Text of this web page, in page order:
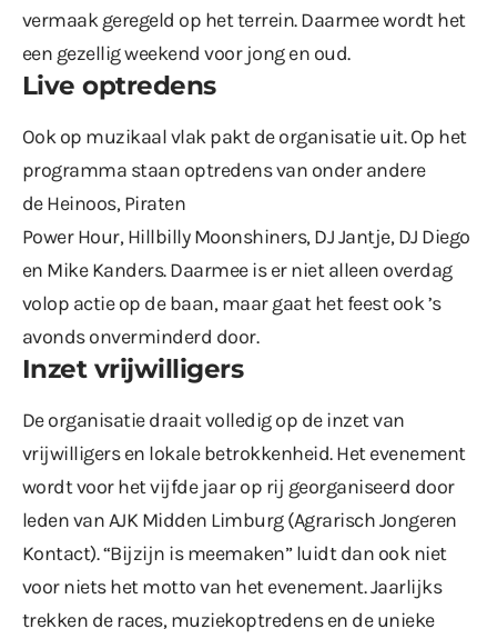
vermaak geregeld op het terrein. Daarmee wordt het
een gezellig weekend voor jong en oud.
Live optredens
Ook op muzikaal vlak pakt de organisatie uit. Op het
programma staan optredens van onder andere
de Heinoos, Piraten
Power Hour, Hillbilly Moonshiners, DJ Jantje, DJ Diego
en Mike Kanders. Daarmee is er niet alleen overdag
volop actie op de baan, maar gaat het feest ook ’s
avonds onverminderd door.
Inzet vrijwilligers
De organisatie draait volledig op de inzet van
vrijwilligers en lokale betrokkenheid. Het evenement
wordt voor het vijfde jaar op rij georganiseerd door
leden van AJK Midden Limburg (Agrarisch Jongeren
Kontact). “Bijzijn is meemaken” luidt dan ook niet
voor niets het motto van het evenement. Jaarlijks
trekken de races, muziekoptredens en de unieke